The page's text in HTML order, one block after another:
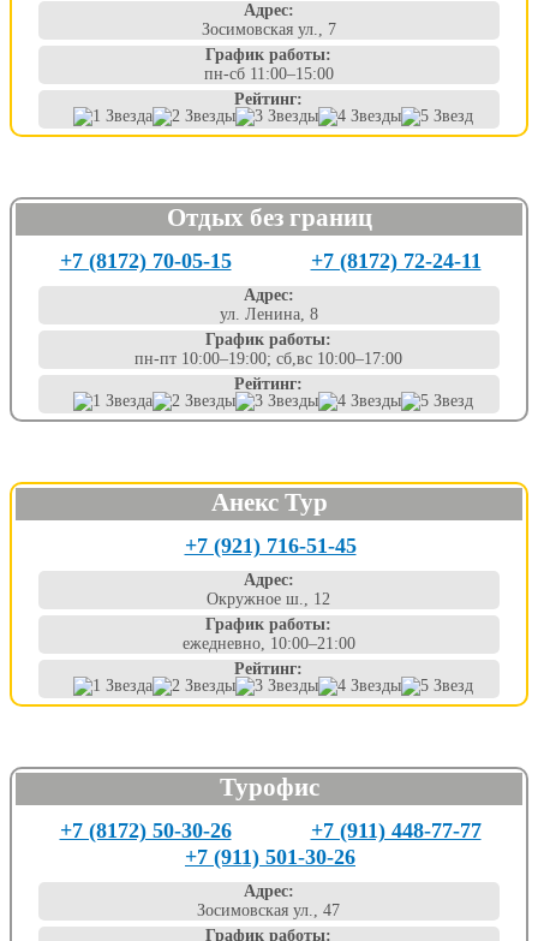
Адрес:
Зосимовская ул., 7
График работы:
пн-сб 11:00–15:00
Рейтинг:
Отдых без границ
+7 (8172) 70-05-15 +7 (8172) 72-24-11
Адрес:
ул. Ленина, 8
График работы:
пн-пт 10:00–19:00; сб,вс 10:00–17:00
Рейтинг:
Анекс Тур
+7 (921) 716-51-45
Адрес:
Окружное ш., 12
График работы:
ежедневно, 10:00–21:00
Рейтинг:
Турофис
+7 (8172) 50-30-26
+7 (911) 448-77-77
+7 (911) 501-30-26
Адрес:
Зосимовская ул., 47
График работы: